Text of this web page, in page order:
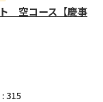
空コース【慶事
315